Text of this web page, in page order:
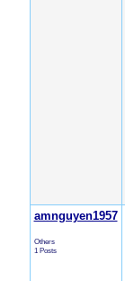
amnguyen1957
Others
1 Posts